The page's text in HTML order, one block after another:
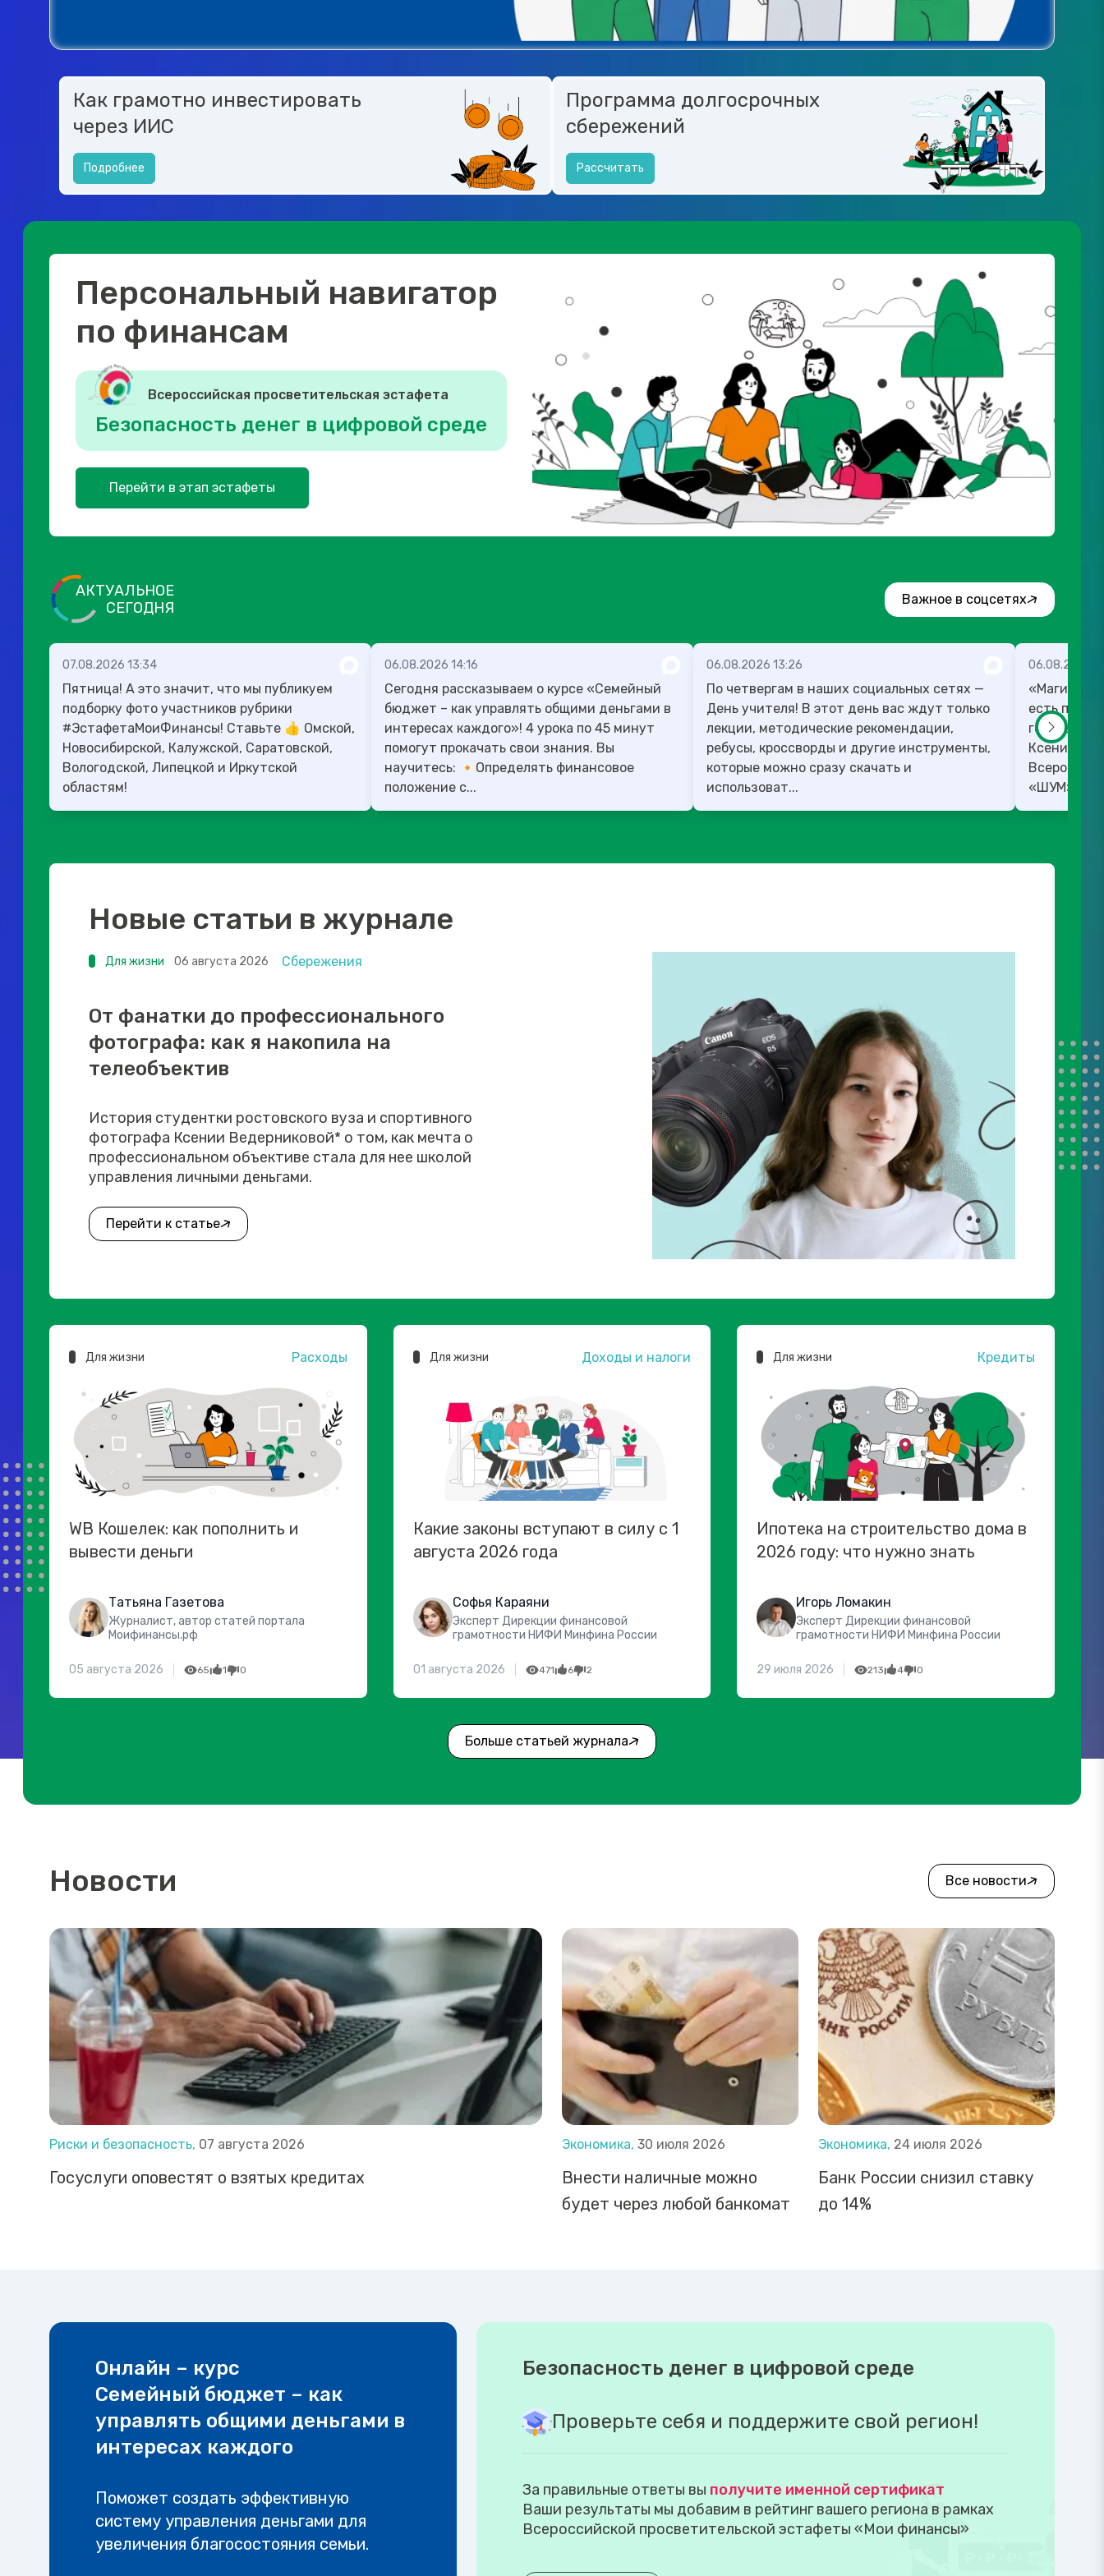
Как грамотно инвестировать
через ИИС
Подробнее
Программа долгосрочных
сбережений
Рассчитать
Персональный навигатор
по финансам
Всероссийская просветительская эстафета
Безопасность денег в цифровой среде
Перейти в этап эстафеты
АКТУАЛЬНОЕ
СЕГОДНЯ
Важное в соцсетях
07.08.2026 13:34
Пятница! А это значит, что мы публикуем
подборку фото участников рубрики
#ЭстафетаМоиФинансы! Ставьте 👍 Омской,
Новосибирской, Калужской, Саратовской,
Вологодской, Липецкой и Иркутской
областям!
06.08.2026 14:16
Сегодня рассказываем о курсе «Семейный
бюджет – как управлять общими деньгами в
интересах каждого»! 4 урока по 45 минут
помогут прокачать свои знания. Вы
научитесь: 🔸Определять финансовое
положение с...
06.08.2026 13:26
По четвергам в наших социальных сетях —
День учителя! В этот день вас ждут только
лекции, методические рекомендации,
ребусы, кроссворды и другие инструменты,
которые можно сразу скачать и
использоват...
06.08.2026
«Магию
есть план,
готовы в
Ксения
Новые статьи в журнале
Для жизни 06 августа 2026 Сбережения
От фанатки до профессионального
фотографа: как я накопила на
телеобъектив
История студентки ростовского вуза и спортивного
фотографа Ксении Ведерниковой* о том, как мечта о
профессиональном объективе стала для нее школой
управления личными деньгами.
Перейти к статье
Для жизни Расходы
WB Кошелек: как пополнить и
вывести деньги
Татьяна Газетова
Журналист, автор статей портала
Моифинансы.рф
05 августа 2026 65 1 0
Для жизни Доходы и налоги
Какие законы вступают в силу с 1
августа 2026 года
Софья Караяни
Эксперт Дирекции финансовой
грамотности НИФИ Минфина России
01 августа 2026 471 6 2
Для жизни Кредиты
Ипотека на строительство дома в
2026 году: что нужно знать
Игорь Ломакин
Эксперт Дирекции финансовой
грамотности НИФИ Минфина России
29 июля 2026 213 4 0
Больше статьей журнала
Новости Все новости
Риски и безопасность, 07 августа 2026
Госуслуги оповестят о взятых кредитах
Экономика, 30 июля 2026
Внести наличные можно
будет через любой банкомат
Экономика, 24 июля 2026
Банк России снизил ставку
до 14%
Онлайн – курс
Семейный бюджет – как
управлять общими деньгами в
интересах каждого
Поможет создать эффективную
систему управления деньгами для
увеличения благосостояния семьи.
Безопасность денег в цифровой среде
Проверьте себя и поддержите свой регион!
За правильные ответы вы получите именной сертификат
Ваши результаты мы добавим в рейтинг вашего региона в рамках
Всероссийской просветительской эстафеты «Мои финансы»